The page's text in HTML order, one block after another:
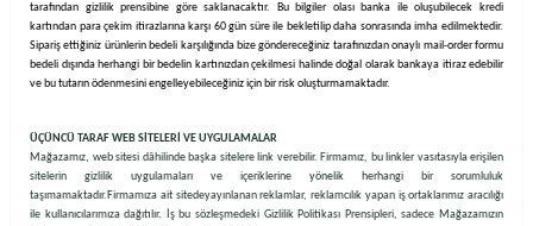
tarafından gizlilik prensibine göre saklanacaktır. Bu bilgiler olası banka ile oluşubilecek kredi
kartından para çekim itirazlarına karşı 60 gün süre ile bekletilip daha sonrasında imha edilmektedir.
Sipariş ettiğiniz ürünlerin bedeli karşılığında bize göndereceğiniz tarafınızdan onaylı mail-order formu
bedeli dışında herhangi bir bedelin kartınızdan çekilmesi halinde doğal olarak bankaya itiraz edebilir
ve bu tutarın ödenmesini engelleyebileceğiniz için bir risk oluşturmamaktadır.
ÜÇÜNCÜ TARAF WEB SİTELERİ VE UYGULAMALAR
Mağazamız, web sitesi dâhilinde başka sitelere link verebilir. Firmamız, bu linkler vasıtasıyla erişilen
sitelerin gizlilik uygulamaları ve içeriklerine yönelik herhangi bir sorumluluk
taşımamaktadır.Firmamıza ait sitedeyayınlanan reklamlar, reklamcılık yapan iş ortaklarımız aracılığı
ile kullanıcılarımıza dağıtılır. İş bu sözleşmedeki Gizlilik Politikası Prensipleri, sadece Mağazamızın